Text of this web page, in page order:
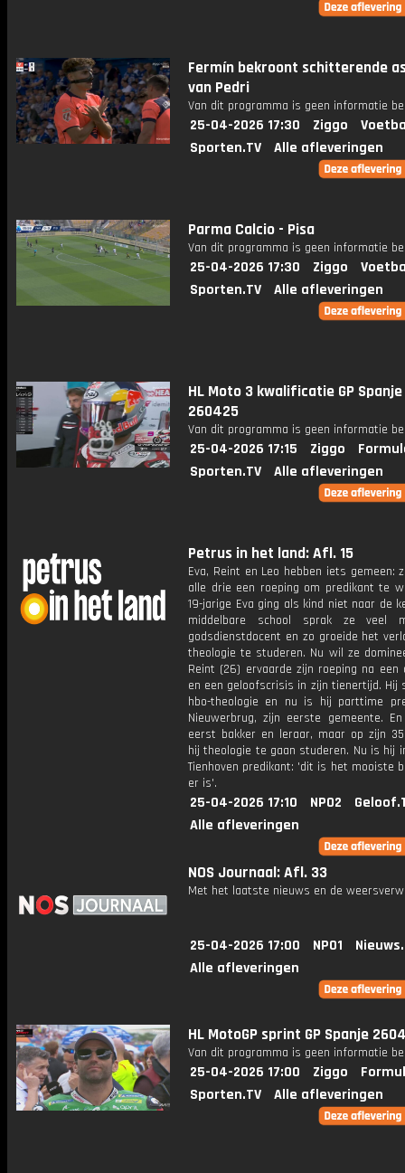
Fermín bekroont schitterende
van Pedri
Van dit programma is geen informatie
25-04-2026 17:30 Ziggo
Sporten.TV
Alle afleveringen
Parma Calcio - Pisa
Van dit programma is geen informatie
25-04-2026 17:30 Ziggo
Sporten.TV
Alle afleveringen
HL Moto 3 kwalificatie GP Spanje
260425
Van dit programma is geen informatie
25-04-2026 17:15 Ziggo
Sporten.TV
Alle afleveringen
Petrus in het land: Afl. 15
Eva, Reint en Leo hebben iets gemeen:
alle drie een roeping om predikant te
19-jarige Eva ging als kind niet naar de
middelbare school sprak ze veel
godsdienstdocent en zo groeide het
theologie te studeren. Nu wil ze
Reint (26) ervaarde zijn roeping na een
en een geloofscrisis in zijn tienertijd. Hij
hbo-theologie en nu is hij parttime
Nieuwerbrug, zijn eerste gemeente.
eerst bakker en leraar, maar op zijn
hij theologie te gaan studeren. Nu is hij
Tienhoven predikant: 'dit is het mooiste
er is'.
25-04-2026 17:10 NPO2
Alle afleveringen
NOS Journaal: Afl. 33
Met het laatste nieuws en de
25-04-2026 17:00 NPO1
Alle afleveringen
HL MotoGP sprint GP Spanje
Van dit programma is geen informatie
25-04-2026 17:00 Ziggo
Sporten.TV
Alle afleveringen